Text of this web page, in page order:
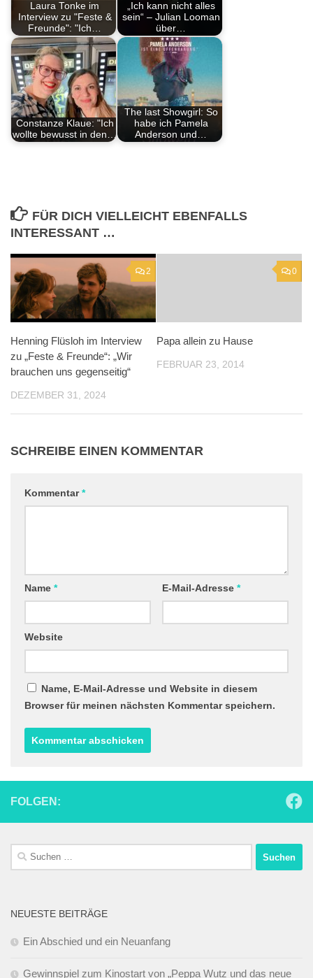
Laura Tonke im
Interview zu "Feste &
Freunde": "Ich…
„Ich kann nicht alles
sein“ – Julian Looman
über…
Constanze Klaue: "Ich
wollte bewusst in den…
The last Showgirl: So
habe ich Pamela
Anderson und…
FÜR DICH VIELLEICHT EBENFALLS
INTERESSANT …
2
Henning Flüsloh im Interview
zu „Feste & Freunde“: „Wir
brauchen uns gegenseitig“
DEZEMBER 31, 2024
0
Papa allein zu Hause
FEBRUAR 23, 2014
SCHREIBE EINEN KOMMENTAR
Kommentar*
Name * E-Mail-Adresse *
Website
Name, E-Mail-Adresse und Website in diesem
Browser für meinen nächsten Kommentar speichern.
FOLGEN:
Suchen
nach:
NEUESTE BEITRÄGE
Ein Abschied und ein Neuanfang
Gewinnspiel zum Kinostart von „Peppa Wutz und das neue